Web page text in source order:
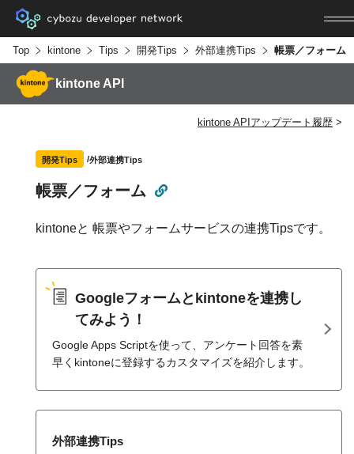
Top kintone Tips 開発Tips 外部連携Tips 帳票／フォーム
kintone API
kintone APIアップデート履歴
外部連携Tips
開発Tips 外部連携Tips
帳票／フォーム
kintoneと 帳票やフォームサービスの連携Tipsです。
Googleフォームとkintoneを連携し
てみよう！
Google Apps Scriptを使って、アンケート回答を素
早くkintoneに登録するカスタマイズを紹介します。